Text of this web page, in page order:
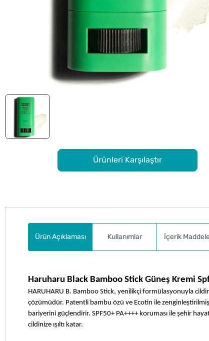
Ürünleri Karşılaştır
Ürün Açıklaması Kullanımlar İçerik
Haruharu Black Bamboo Stick Güneş Kremi
HARUHARU B. Bamboo Stick, yenilikçi formülasyonuyla
çözümüdür. Patentli bambu özü ve Ecotin ile
bariyerini güçlendirir. SPF50+ PA++++ koruması ile şehir
cildinize ışıltı katar.